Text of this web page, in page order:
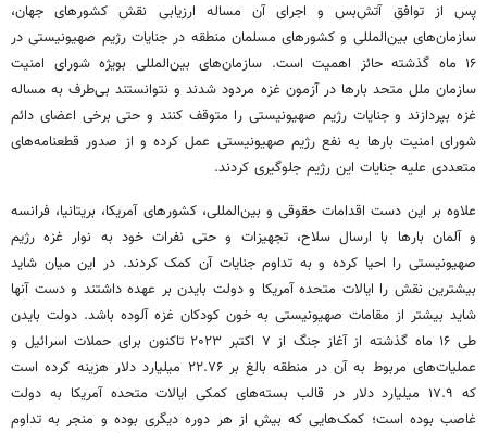
پس از توافق آتش‌بس و اجرای آن مساله ارزیابی نقش کشورهای جهان،
سازمان‌های بین‌المللی و کشورهای مسلمان منطقه در جنایات رژیم صهیونیستی در
۱۶ ماه گذشته حائز اهمیت است. سازمان‌های بین‌المللی بویژه شورای امنیت
سازمان ملل متحد بارها در آزمون غزه مردود شدند و نتوانستند بی‌طرف به مساله
غزه بپردازند و جنایات رژیم صهیونیستی را متوقف کنند و حتی برخی اعضای دائم
شورای امنیت بارها به نفع رژیم صهیونیستی عمل کرده و از صدور قطعنامه‌های
متعددی علیه جنایات این رژیم جلوگیری کردند.
علاوه بر این دست اقدامات حقوقی و بین‌المللی، کشورهای آمریکا، بریتانیا، فرانسه
و آلمان بارها با ارسال سلاح، تجهیزات و حتی نفرات خود به نوار غزه رژیم
صهیونیستی را احیا کرده و به تداوم جنایات آن کمک کردند. در این میان شاید
بیشترین نقش را ایالات متحده آمریکا و دولت بایدن بر عهده داشتند و دست آنها
شاید بیشتر از مقامات صهیونیستی به خون کودکان غزه آلوده باشد. دولت بایدن
طی ۱۶ ماه گذشته از آغاز جنگ از ۷ اکتبر ۲۰۲۳ تاکنون برای حملات اسرائیل و
عملیات‌های مربوط به آن در منطقه بالغ بر ۲۲.۷۶ میلیارد دلار هزینه کرده است
که ۱۷.۹ میلیارد دلار در قالب بسته‌های کمکی ایالات متحده آمریکا به دولت
غاصب بوده است؛ کمک‌هایی که بیش از هر دوره دیگری بوده و منجر به تداوم